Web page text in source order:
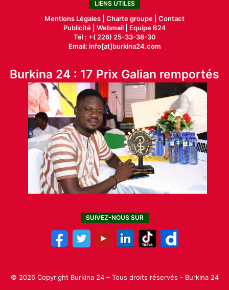
LIENS UTILES
Mentions Légales | Charte groupe | Contact
Publicité| Webmail |
Equipe B24
Tél : +( 226) 25-33-38-30
Email: info[at]burkina24.com
Burkina 24 : 17 Prix Galian remportés
SUIVEZ-NOUS SUR
© 2026 Copyright Burkina 24 – Tous droits réservés - Burkina 24